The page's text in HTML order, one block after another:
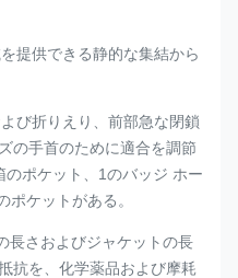
提供できる静的な集結から
び折りえり、前部急な閉鎖
の手首のために適合を調節
ポケット、1のバッジ ホー
ポケットがある。
長さおよびジャケットの長
抗を、化学薬品および摩耗